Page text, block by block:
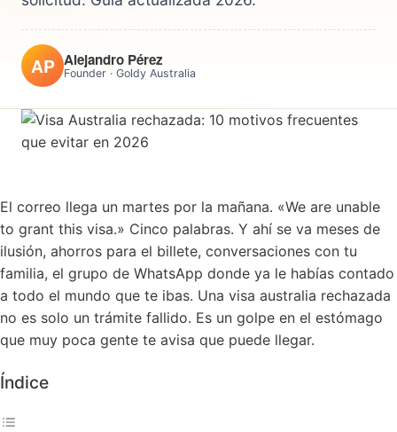
AP Alejandro Pérez
Founder · Goldy Australia
El correo llega un martes por la mañana. «We are unable
to grant this visa.» Cinco palabras. Y ahí se va meses de
ilusión, ahorros para el billete, conversaciones con tu
familia, el grupo de WhatsApp donde ya le habías contado
a todo el mundo que te ibas. Una visa australia rechazada
no es solo un trámite fallido. Es un golpe en el estómago
que muy poca gente te avisa que puede llegar.
Índice